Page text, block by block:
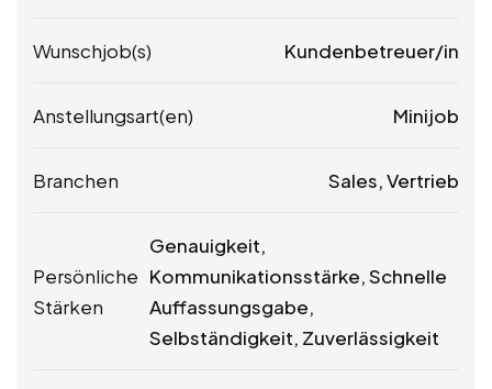
Wunschjob(s) Kundenbetreuer/in
Anstellungsart(en) Minijob
Branchen Sales, Vertrieb
Persönliche
Stärken
Genauigkeit,
Kommunikationsstärke, Schnelle
Auffassungsgabe,
Selbständigkeit, Zuverlässigkeit